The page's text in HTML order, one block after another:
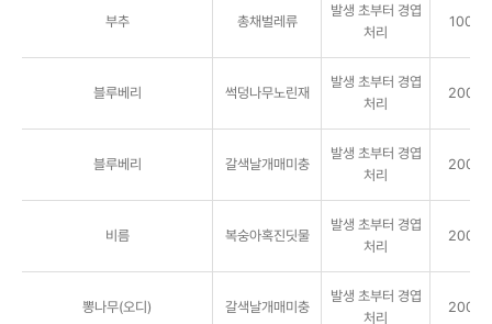
부추 총채벌레류
발생 초부터 경엽
처리
1000
블루베리 썩덩나무노린재
발생 초부터 경엽
처리
2000
블루베리 갈색날개매미충
발생 초부터 경엽
처리
2000
비름 복숭아혹진딧물
발생 초부터 경엽
처리
2000
뽕나무(오디) 갈색날개매미충
발생 초부터 경엽
처리
2000